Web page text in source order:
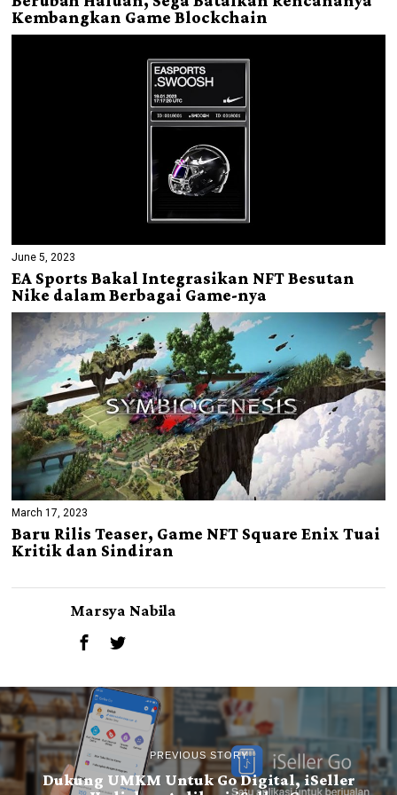
Kembangkan Game Blockchain
June 5, 2023
EA Sports Bakal Integrasikan NFT Besutan
Nike dalam Berbagai Game-nya
March 17, 2023
Baru Rilis Teaser, Game NFT Square Enix Tuai
Kritik dan Sindiran
Marsya Nabila
PREVIOUS STORY
Dukung UMKM Untuk Go Digital, iSeller